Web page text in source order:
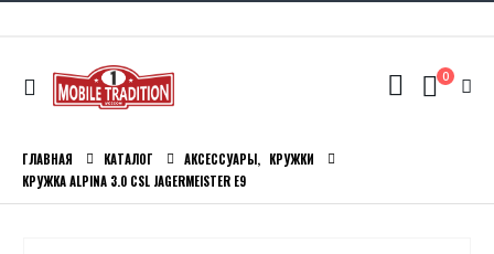
0
ГЛАВНАЯ КАТАЛОГ АКСЕССУАРЫ, КРУЖКИ
КРУЖКА ALPINA 3.0 CSL JAGERMEISTER E9